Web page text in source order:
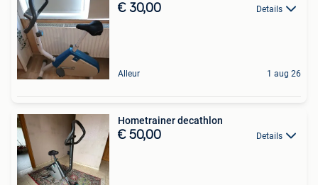
€ 30,00 Details
Alleur 1 aug 26
Hometrainer decathlon
€ 50,00 Details